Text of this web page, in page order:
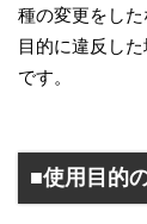
種の変更をし
目的に違反し
です。
■使用目的